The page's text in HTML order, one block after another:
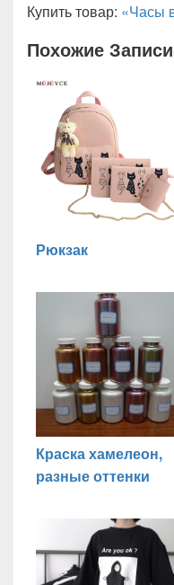
Купить товар: «Часы
Похожие Записи
Рюкзак
Краска хамелеон,
разные оттенки